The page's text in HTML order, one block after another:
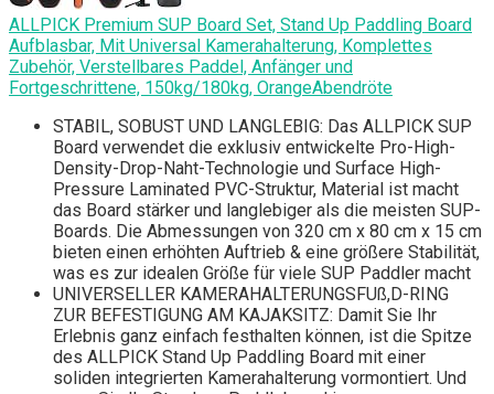
ALLPICK Premium SUP Board Set, Stand Up Paddling Board
Aufblasbar, Mit Universal Kamerahalterung, Komplettes
Zubehör, Verstellbares Paddel, Anfänger und
Fortgeschrittene, 150kg/180kg, OrangeAbendröte
STABIL, SOBUST UND LANGLEBIG: Das ALLPICK SUP
Board verwendet die exklusiv entwickelte Pro-High-
Density-Drop-Naht-Technologie und Surface High-
Pressure Laminated PVC-Struktur, Material ist macht
das Board stärker und langlebiger als die meisten SUP-
Boards. Die Abmessungen von 320 cm x 80 cm x 15 cm
bieten einen erhöhten Auftrieb & eine größere Stabilität,
was es zur idealen Größe für viele SUP Paddler macht
UNIVERSELLER KAMERAHALTERUNGSFUß,D-RING
ZUR BEFESTIGUNG AM KAJAKSITZ: Damit Sie Ihr
Erlebnis ganz einfach festhalten können, ist die Spitze
des ALLPICK Stand Up Paddling Board mit einer
soliden integrierten Kamerahalterung vormontiert. Und